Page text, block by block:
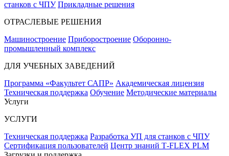
станков с ЧПУ Прикладные решения
ОТРАСЛЕВЫЕ РЕШЕНИЯ
Машиностроение Приборостроение Оборонно-
промышленный комплекс
ДЛЯ УЧЕБНЫХ ЗАВЕДЕНИЙ
Программа «Факультет САПР» Академическая лицензия
Техническая поддержка Обучение Методические материалы
Услуги
УСЛУГИ
Техническая поддержка Разработка УП для станков с ЧПУ
Сертификация пользователей Центр знаний T‑FLEX PLM